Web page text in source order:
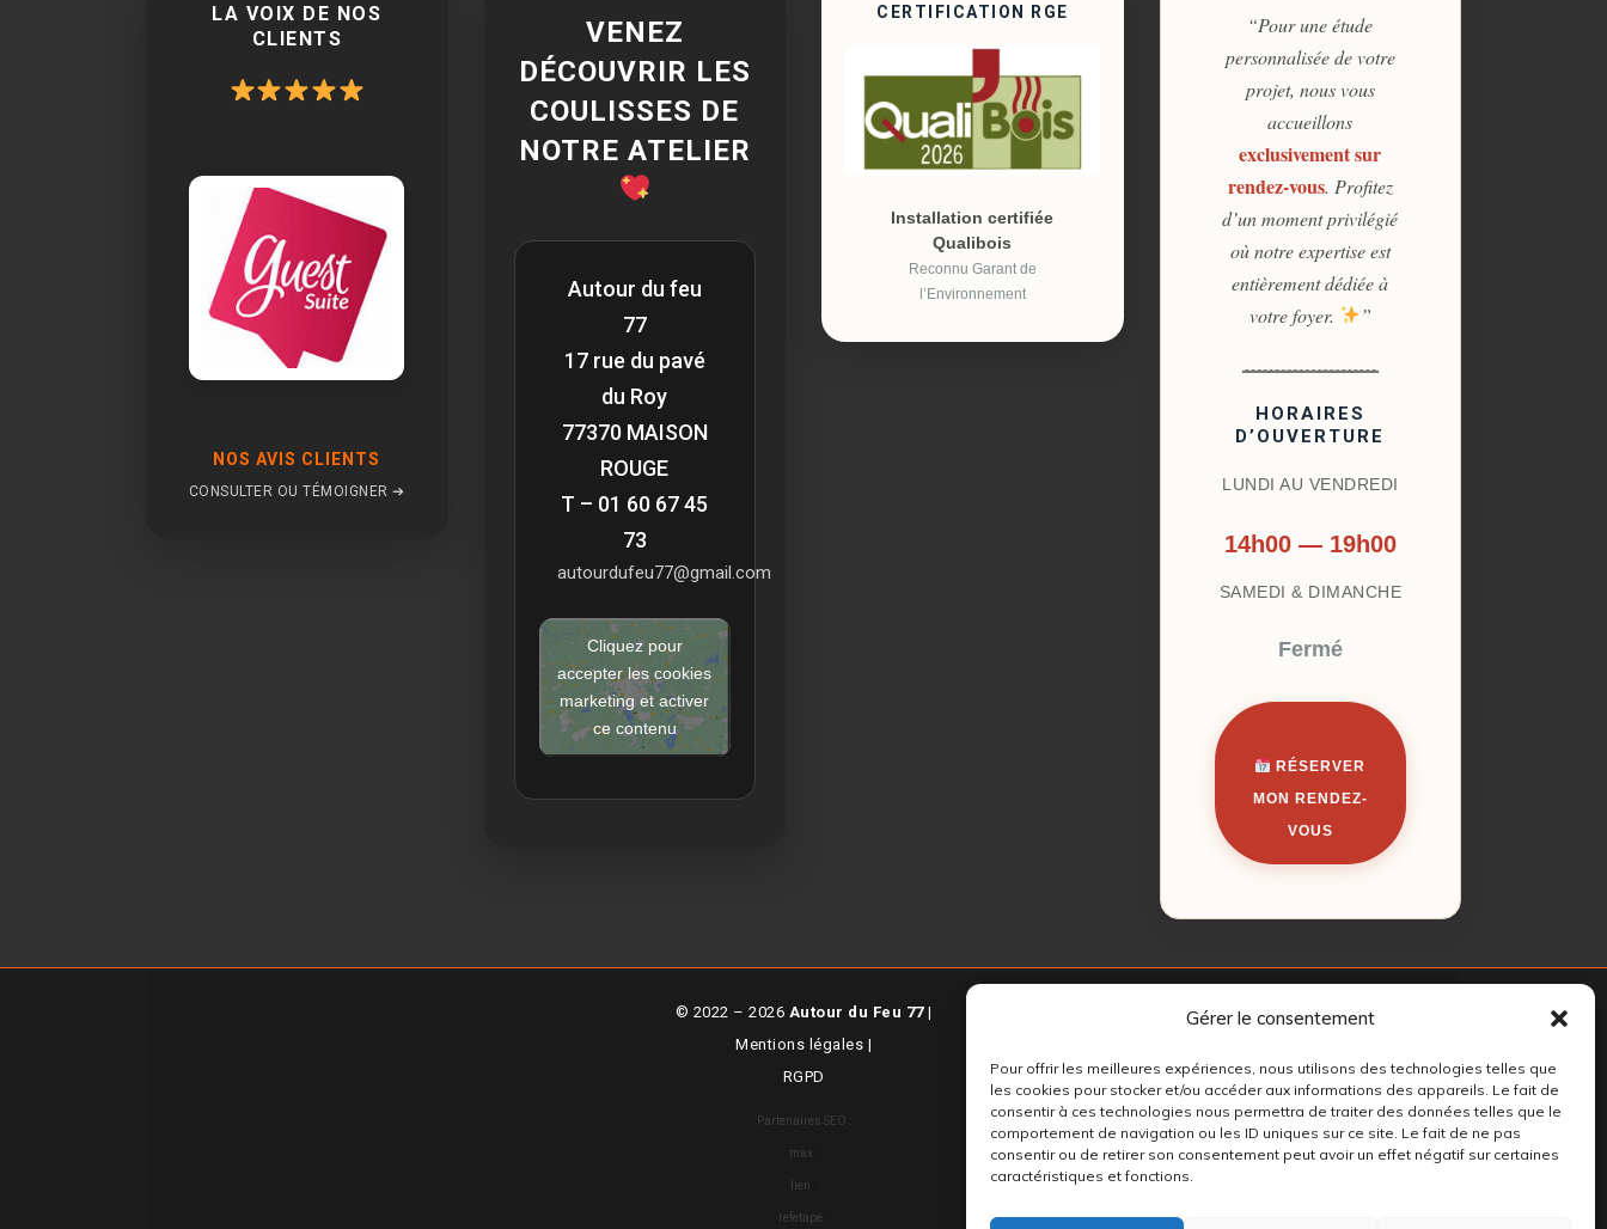
Gérer le consentement
Pour offrir les meilleures expériences, nous utilisons des technologies telles que
les cookies pour stocker et/ou accéder aux informations des appareils. Le fait de
consentir à ces technologies nous permettra de traiter des données telles que le
comportement de navigation ou les ID uniques sur ce site. Le fait de ne pas
consentir ou de retirer son consentement peut avoir un effet négatif sur certaines
caractéristiques et fonctions.
LA VOIX DE NOS
CLIENTS
NOS AVIS CLIENTS
CONSULTER OU TÉMOIGNER ➔
VENEZ
DÉCOUVRIR LES
COULISSES DE
NOTRE ATELIER
Autour du feu
77
17 rue du pavé
du Roy
77370 MAISON
ROUGE
T – 01 60 67 45
73
autourdufeu77@gmail.com
Cliquez pour
accepter les cookies
marketing et activer
ce contenu
CERTIFICATION RGE
Installation certifiée
Qualibois
Reconnu Garant de
l’Environnement
“Pour une étude
personnalisée de votre
projet, nous vous
accueillons
exclusivement sur
rendez-vous. Profitez
d’un moment privilégié
où notre expertise est
entièrement dédiée à
votre foyer.
”
HORAIRES
D’OUVERTURE
LUNDI AU VENDREDI
14h00 — 19h00
SAMEDI & DIMANCHE
Fermé
RÉSERVER
MON RENDEZ-
VOUS
© 2022 – 2026 Autour du Feu 77|
Mentions légales |
RGPD
Partenaires SEO :
max
lien
refetape